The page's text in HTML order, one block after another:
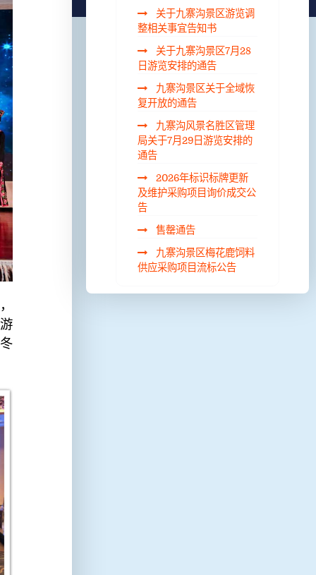
关于九寨沟景区游览调
整相关事宜告知书
关于九寨沟景区7月28
日游览安排的通告
九寨沟景区关于全域恢
复开放的通告
九寨沟风景名胜区管理
局关于7月29日游览安排的
通告
2026年标识标牌更新
及维护采购项目询价成交公
告
售罄通告
九寨沟景区梅花鹿饲料
供应采购项目流标公告